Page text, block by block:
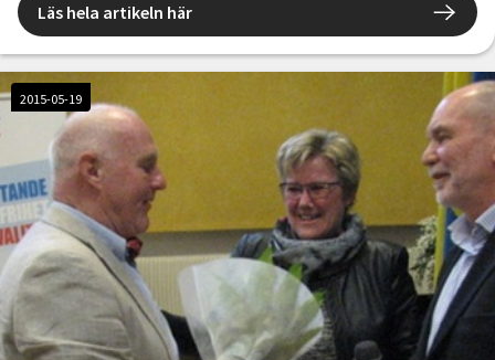
Läs hela artikeln här
2015-05-19